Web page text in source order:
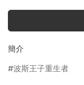
簡介
波斯王子重生者